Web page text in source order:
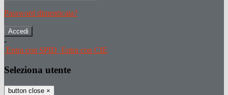
Password dimenticata?
-
Entra con SPID Entra con CIE
Seleziona utente
button close ×